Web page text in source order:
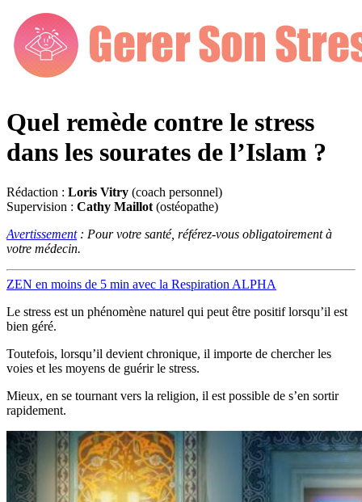
Quel remède contre le stress
dans les sourates de l’Islam ?
Rédaction : Loris Vitry (coach personnel)
Supervision : Cathy Maillot (ostéopathe)
Avertissement: Pour votre santé, référez-vous obligatoirement à
votre médecin.
ZEN en moins de 5 min avec la Respiration ALPHA
Le stress est un phénomène naturel qui peut être positif lorsqu’il est
bien géré.
Toutefois, lorsqu’il devient chronique, il importe de chercher les
voies et les moyens de guérir le stress.
Mieux, en se tournant vers la religion, il est possible de s’en sortir
rapidement.